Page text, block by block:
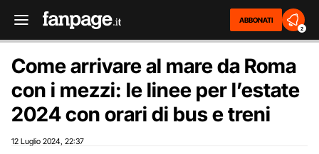
ABBONATI
2
Come arrivare al mare da Roma
con i mezzi: le linee per l’estate
2024 con orari di bus e treni
12 Luglio 2024 22:37